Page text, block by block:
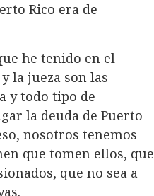
Rico era de
he tenido en el
la jueza son las
y todo tipo de
la deuda de Puerto
nosotros tenemos
que tomen ellos, que
que no sea a